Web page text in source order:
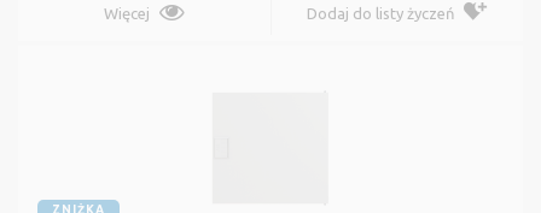
Więcej Dodaj do listy życzeń
ZNIŻKA